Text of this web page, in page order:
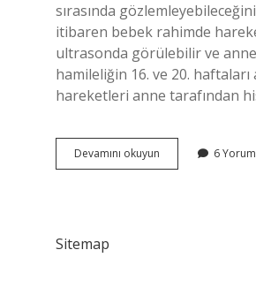
sırasında
itibaren bebek rahimde
ultrasonda görülebilir ve
hamileliğin 16. ve 20. haftaları
hareketleri anne tarafından
Devamını okuyun
Aylık
6 Yorum
Sitemap